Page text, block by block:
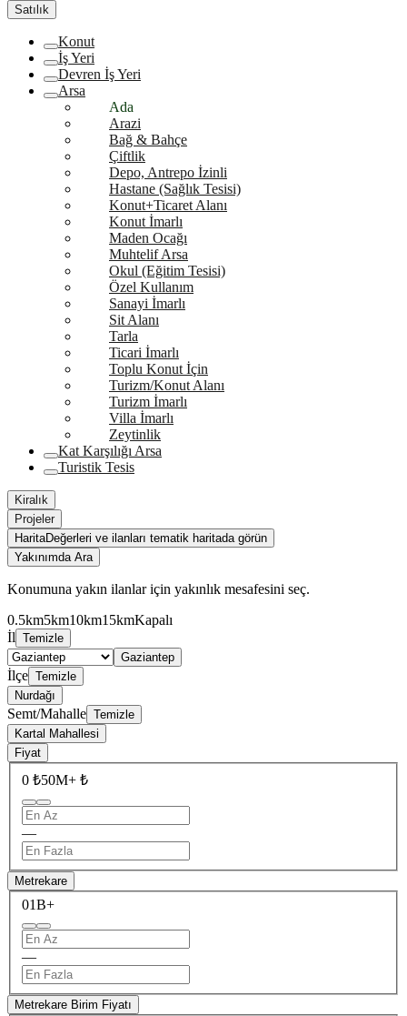
Satılık
Konut
İş Yeri
Devren İş Yeri
Arsa
Ada
Arazi
Bağ & Bahçe
Çiftlik
Depo, Antrepo İzinli
Hastane (Sağlık Tesisi)
Konut+Ticaret Alanı
Konut İmarlı
Maden Ocağı
Muhtelif Arsa
Okul (Eğitim Tesisi)
Özel Kullanım
Sanayi İmarlı
Sit Alanı
Tarla
Ticari İmarlı
Toplu Konut İçin
Turizm/Konut Alanı
Turizm İmarlı
Villa İmarlı
Zeytinlik
Kat Karşılığı Arsa
Turistik Tesis
Kiralık
Projeler
HaritaDeğerleri ve ilanları tematik haritada görün
Yakınımda Ara
Konumuna yakın ilanlar için yakınlık mesafesini seç.
0.5km5km10km15kmKapalı
İl Temizle
Gaziantep
İlçe Temizle
Nurdağı
Semt/Mahalle Temizle
Kartal Mahallesi
Fiyat
0 ₺50M+ ₺
—
Metrekare
01B+
—
Metrekare Birim Fiyatı